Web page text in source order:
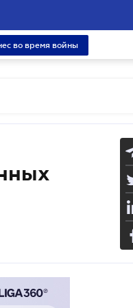
во время войны